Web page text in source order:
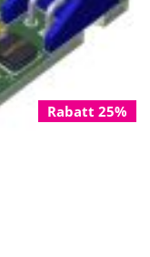
Rabatt 25%